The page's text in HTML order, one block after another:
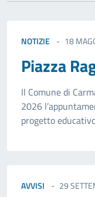
NOTIZIE 18
Piazza
Il Comune di
2026
progetto
AVVISI 29